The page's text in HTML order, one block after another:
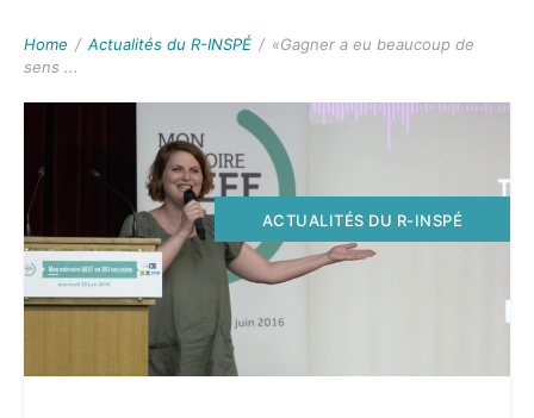
Home / Actualités du R-INSPÉ / «Gagner a eu beaucoup de
sens ...
ACTUALITÉS DU R-INSPÉ